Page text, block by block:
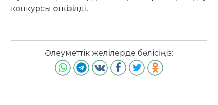
конкурсы өткізілді.
Әлеуметтік желілерде бөлісіңіз: